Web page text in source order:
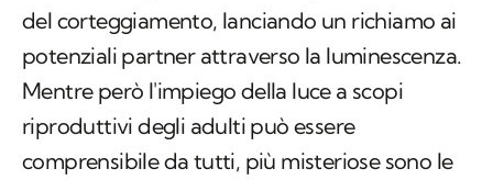
del corteggiamento, lanciando un richiamo ai
potenziali partner attraverso la luminescenza.
Mentre però l'impiego della luce a scopi
riproduttivi degli adulti può essere
comprensibile da tutti, più misteriose sono le